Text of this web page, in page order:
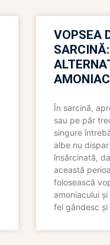
VOPSEA
În sarcină,
sau pe păr
singure
albe nu
însărcinată,
această
folosească
amoniacului
fel gândesc și